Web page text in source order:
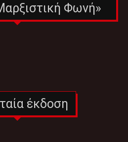
Φωνή»
έκδοση